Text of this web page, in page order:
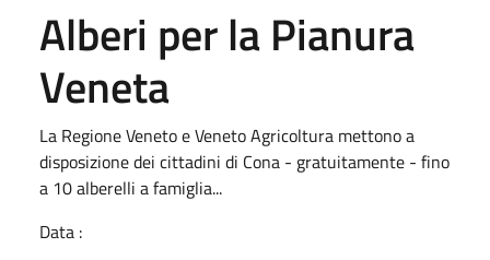
Alberi per la Pianura
Veneta
La Regione Veneto e Veneto Agricoltura mettono a
disposizione dei cittadini di Cona - gratuitamente - fino
a 10 alberelli a famiglia...
Data :